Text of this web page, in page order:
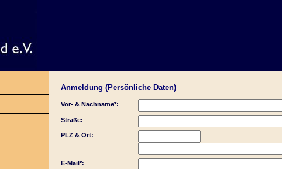
Anmeldung (Persönliche Daten)
Vor- & Nachname*:
Straße:
PLZ & Ort:
E-Mail*: